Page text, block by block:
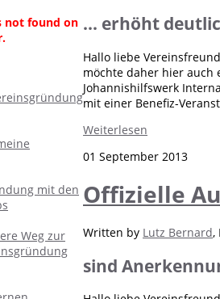
not found on
mit den
Weg zur
... erhöht
Hallo liebe
möchte daher hier auch
Johannishilfswerk
mit einer Benefiz-
Weiterlesen
01 September 2013
Offizielle
Written by Lutz Bernard,
sind